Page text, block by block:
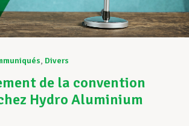
au Travail
, Divers
de la convention
Hydro Aluminium